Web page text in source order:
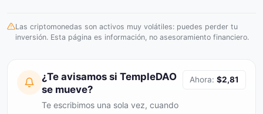
Las criptomonedas son activos muy volátiles: puedes perder tu
inversión. Esta página es información, no asesoramiento financiero.
¿Te avisamos si TempleDAO
se mueve?
Te escribimos una sola vez, cuando
Ahora: $2,81